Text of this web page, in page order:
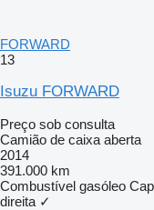
FORWARD
13
Isuzu FORWARD
Preço sob consulta
Camião de caixa aberta
2014
391.000 km
Combustível gasóleo
direita ✓